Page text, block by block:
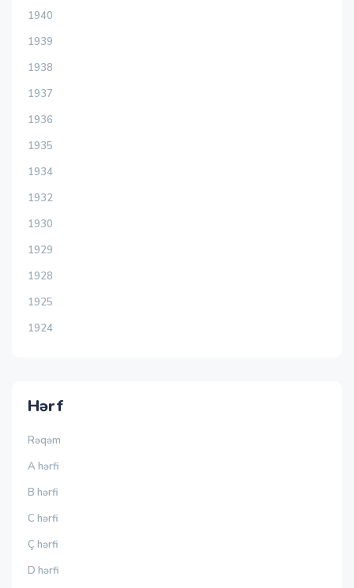
1940
1939
1938
1937
1936
1935
1934
1932
1930
1929
1928
1925
1924
Hərf
Rəqəm
A hərfi
B hərfi
C hərfi
Ç hərfi
D hərfi